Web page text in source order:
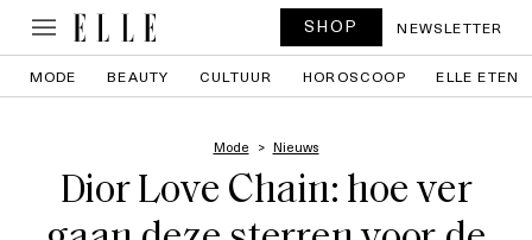
SHOP NEWSLETTER
MODE BEAUTY CULTUUR HOROSCOOP ELLE ETEN
Mode Nieuws
Dior Love Chain: hoe ver